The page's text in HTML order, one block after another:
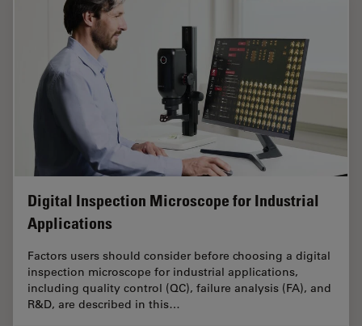
Digital Inspection Microscope for Industrial
Applications
Factors users should consider before choosing a digital
inspection microscope for industrial applications,
including quality control (QC), failure analysis (FA), and
R&D, are described in this…